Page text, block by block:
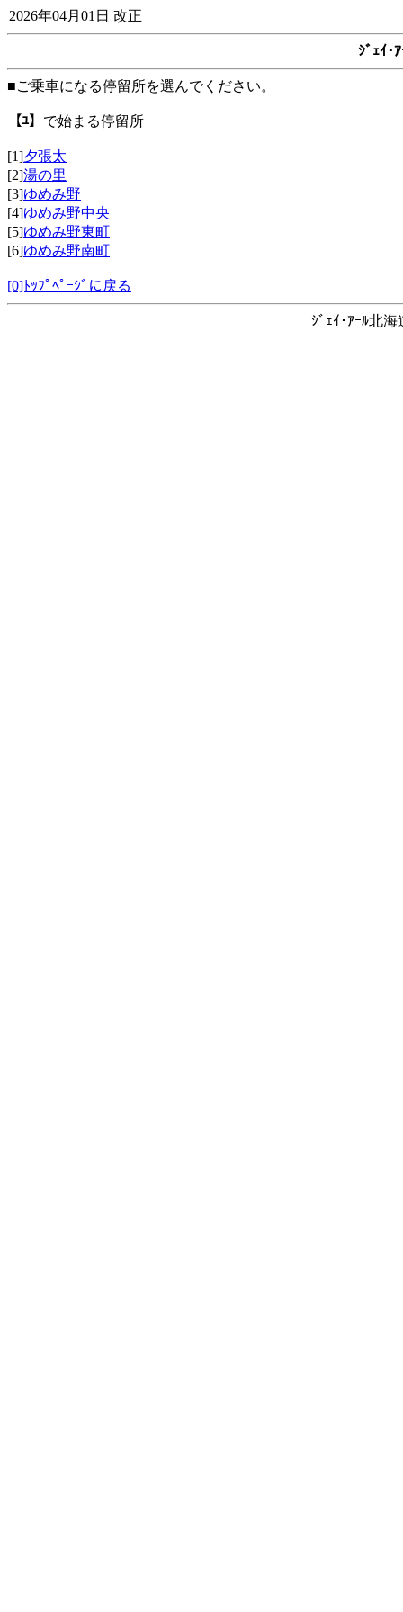
2026年04月01日 改正
ｼﾞｪｲ･
■ご乗車になる停留所を選んでください。
【ﾕ】 で始まる停留所
[1]夕張太
[2]湯の里
[3]ゆめみ野
[4]ゆめみ野中央
[5]ゆめみ野東町
[6]ゆめみ野南町
[0]ﾄｯﾌﾟﾍﾟｰｼﾞに戻る
ｼﾞｪｲ･ｱｰﾙ北